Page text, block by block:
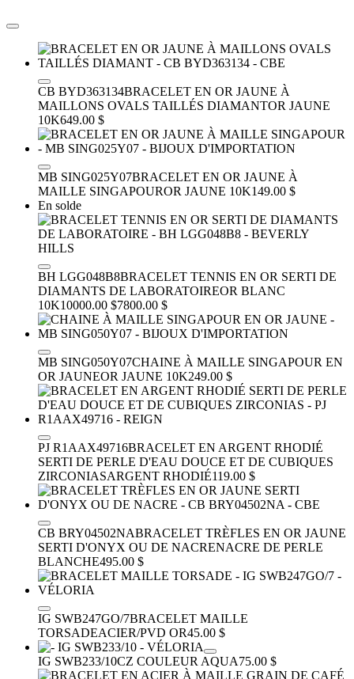
CB BYD363134BRACELET EN OR JAUNE À
MAILLONS OVALS TAILLÉS DIAMANTOR JAUNE
10K649.00 $
MB SING025Y07BRACELET EN OR JAUNE À
MAILLE SINGAPOUROR JAUNE 10K149.00 $
En solde
BH LGG048B8BRACELET TENNIS EN OR SERTI DE
DIAMANTS DE LABORATOIREOR BLANC
10K10000.00 $7800.00 $
MB SING050Y07CHAINE À MAILLE SINGAPOUR EN
OR JAUNEOR JAUNE 10K249.00 $
PJ R1AAX49716BRACELET EN ARGENT RHODIÉ
SERTI DE PERLE D'EAU DOUCE ET DE CUBIQUES
ZIRCONIASARGENT RHODIÉ119.00 $
CB BRY04502NABRACELET TRÈFLES EN OR JAUNE
SERTI D'ONYX OU DE NACRENACRE DE PERLE
BLANCHE495.00 $
IG SWB247GO/7BRACELET MAILLE
TORSADEACIER/PVD OR45.00 $
IG SWB233/10CZ COULEUR AQUA75.00 $